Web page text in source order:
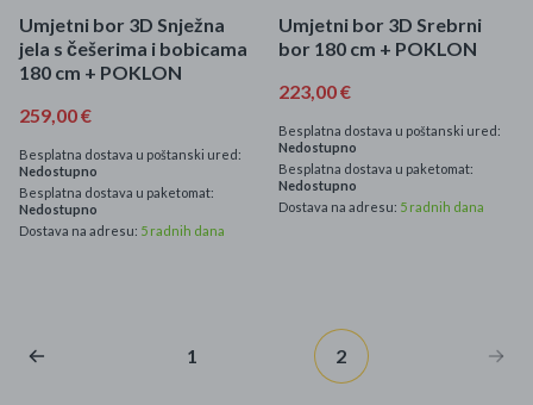
Umjetni bor 3D Snježna
jela s češerima i bobicama
180 cm + POKLON
259,00 €
Besplatna dostava u poštanski ured:
Nedostupno
Besplatna dostava u paketomat:
Nedostupno
Dostava na adresu: 5 radnih dana
Umjetni bor 3D Srebrni
bor 180 cm + POKLON
223,00 €
Besplatna dostava u poštanski ured:
Nedostupno
Besplatna dostava u paketomat:
Nedostupno
Dostava na adresu: 5 radnih dana
1 2